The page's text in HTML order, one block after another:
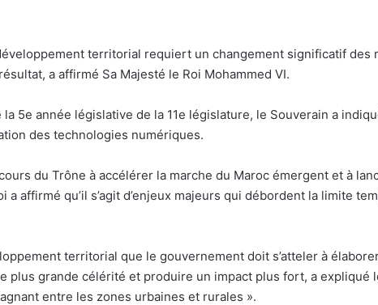
territorial requiert un changement significatif des
a affirmé Sa Majesté le Roi Mohammed VI.
la 5e année législative de la 11e législature, le Souverain a
des technologies numériques.
du Trône à accélérer la marche du Maroc émergent et à
affirmé qu’il s’agit d’enjeux majeurs qui débordent la limite
territorial que le gouvernement doit s’atteler à
plus grande célérité et produire un impact plus fort, a expliqué
entre les zones urbaines et rurales ».